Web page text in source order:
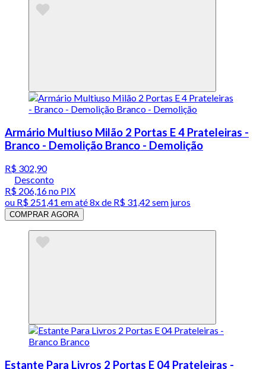
Armário Multiuso Milão 2 Portas E 4 Prateleiras -
Branco - Demolição Branco - Demolição
R$ 302,90
Desconto
R$ 206,16no PIX
ou R$ 251,41 em até8x de R$ 31,42 sem juros
COMPRAR AGORA
Estante Para Livros 2 Portas E 04 Prateleiras -